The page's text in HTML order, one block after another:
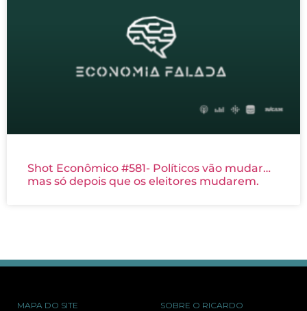
Shot Econômico #581- Políticos vão mudar…
mas só depois que os eleitores mudarem.
MAPA DO SITE SOBRE O RICARDO